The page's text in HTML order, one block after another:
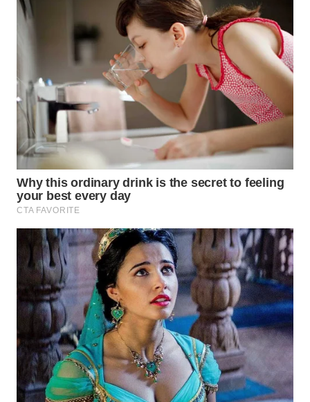
WN
MANDALIKA
WN
LIKUPANG
WN
LABUANBAJO
WN
BORNEO
Wahana
Media
Group
WAHANA
NEWS
WAHANA